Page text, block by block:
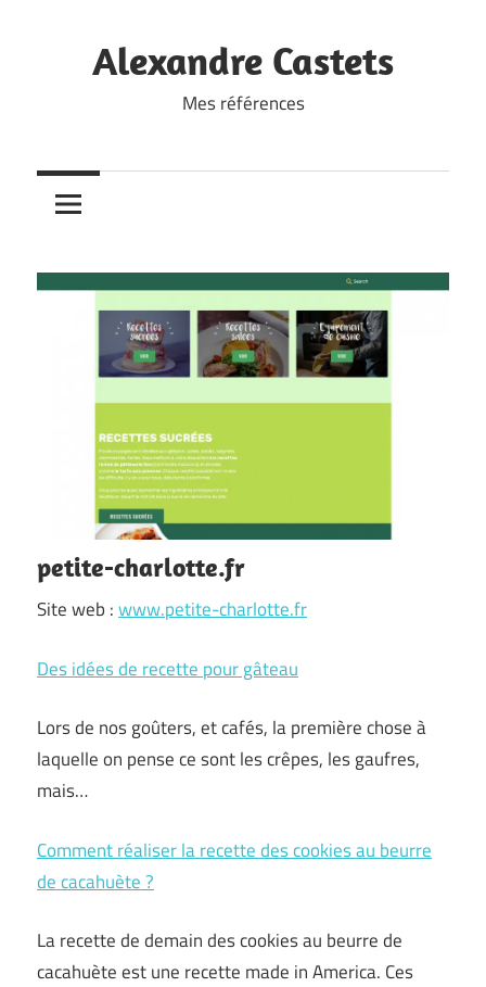
contentAlexandre Castets
Mes références
petite-charlotte.fr
Site web :www.petite-charlotte.fr
Des idées de recette pour gâteau
Lors de nos goûters, et cafés, la première chose à
laquelle on pense ce sont les crêpes, les gaufres,
mais…
Comment réaliser la recette des cookies au beurre
de cacahuète ?
La recette de demain des cookies au beurre de
cacahuète est une recette made in America. Ces